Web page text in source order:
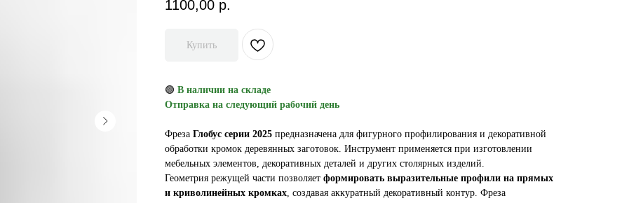
1100,00 р.
Купить
🟢 В наличии на складе
Отправка на следующий рабочий день
Фреза Глобус серии 2025 предназначена для фигурного профилирования и декоративной
обработки кромок деревянных заготовок. Инструмент применяется при изготовлении
мебельных элементов, декоративных деталей и других столярных изделий.
Геометрия режущей части позволяет формировать выразительные профили на прямых
и криволинейных кромках , создавая аккуратный декоративный контур. Фреза